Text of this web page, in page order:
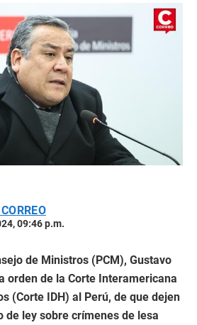
09:46 p.m.
de Ministros (PCM), Gustavo
orden de la Corte Interamericana
(Corte IDH) al Perú, de que dejen
de ley sobre crímenes de lesa